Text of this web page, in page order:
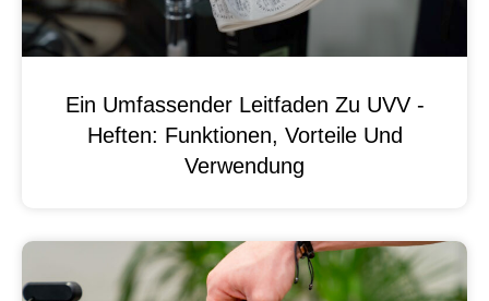
Ein Umfassender Leitfaden Zu UVV -
Heften: Funktionen, Vorteile Und
Verwendung